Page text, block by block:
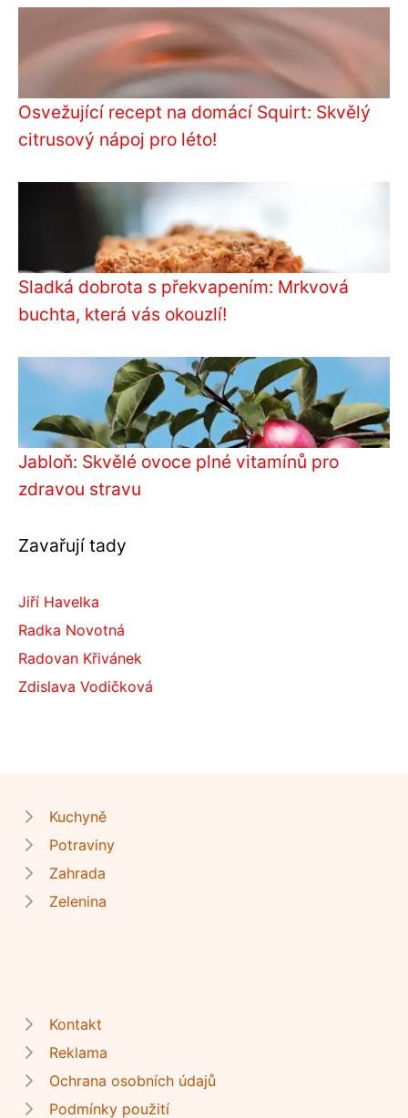
Osvežující recept na domácí Squirt: Skvělý
citrusový nápoj pro léto!
Sladká dobrota s překvapením: Mrkvová
buchta, která vás okouzlí!
Jabloň: Skvělé ovoce plné vitamínů pro
zdravou stravu
Zavařují tady
Jiří Havelka
Radka Novotná
Radovan Křivánek
Zdislava Vodičková
Kuchyně
Potraviny
Zahrada
Zelenina
Kontakt
Reklama
Ochrana osobních údajů
Podmínky použití